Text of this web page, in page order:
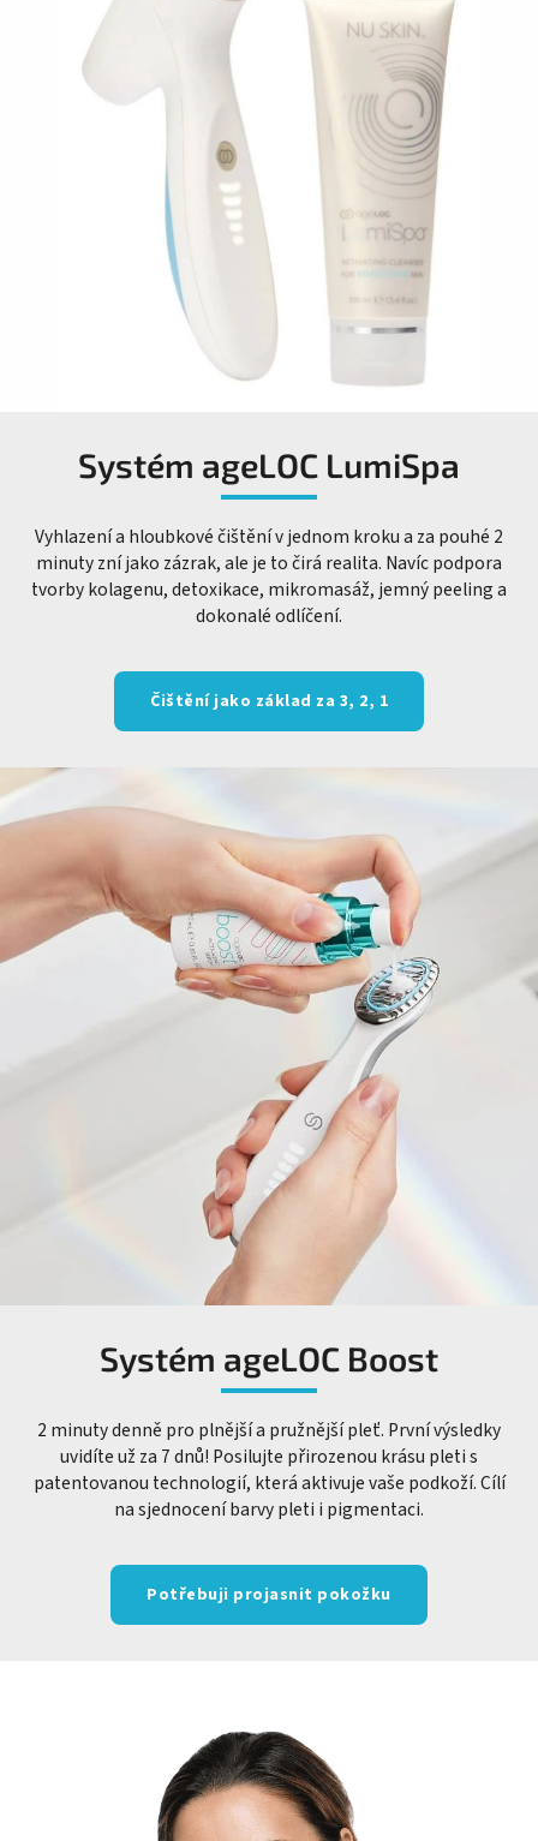
Systém ageLOC LumiSpa
Vyhlazení a hloubkové čištění v jednom kroku a za pouhé 2
minuty zní jako zázrak, ale je to čirá realita. Navíc podpora
tvorby kolagenu, detoxikace, mikromasáž, jemný peeling a
dokonalé odlíčení.
Čištění jako základ za 3, 2, 1
Systém ageLOC Boost
2 minuty denně pro plnější a pružnější pleť. První výsledky
uvidíte už za 7 dnů! Posilujte přirozenou krásu pleti s
patentovanou technologií, která aktivuje vaše podkoží. Cílí
na sjednocení barvy pleti i pigmentaci.
Potřebuji projasnit pokožku